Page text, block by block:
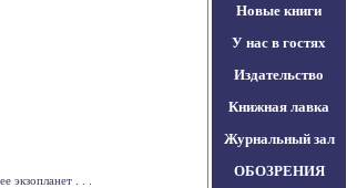
экзопланет . . .
Новые книги
У нас в гостях
Издательство
Книжная лавка
Журнальный зал
ОБОЗРЕНИЯ